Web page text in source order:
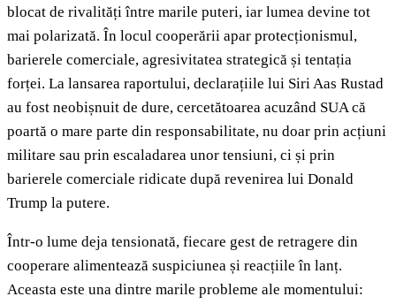
blocat de rivalități între marile puteri, iar lumea devine tot
mai polarizată. În locul cooperării apar protecționismul,
barierele comerciale, agresivitatea strategică și tentația
forței. La lansarea raportului, declarațiile lui Siri Aas Rustad
au fost neobișnuit de dure, cercetătoarea acuzând SUA că
poartă o mare parte din responsabilitate, nu doar prin acțiuni
militare sau prin escaladarea unor tensiuni, ci și prin
barierele comerciale ridicate după revenirea lui Donald
Trump la putere.
Într-o lume deja tensionată, fiecare gest de retragere din
cooperare alimentează suspiciunea și reacțiile în lanț.
Aceasta este una dintre marile probleme ale momentului: